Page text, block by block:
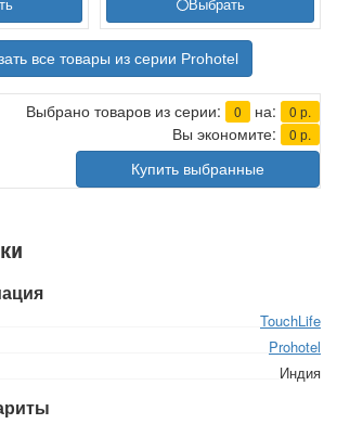
Выбрать
все товары из серии Prohotel
Выбрано товаров из серии: 0 на: 0 р.
Вы экономите: 0 р.
Купить выбранные
TouchLife
Prohotel
Индия